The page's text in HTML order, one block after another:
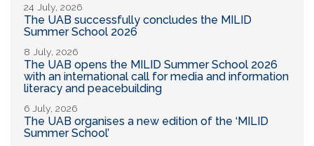
24 July, 2026
The UAB successfully concludes the MILID
Summer School 2026
8 July, 2026
The UAB opens the MILID Summer School 2026
with an international call for media and information
literacy and peacebuilding
6 July, 2026
The UAB organises a new edition of the ‘MILID
Summer School’